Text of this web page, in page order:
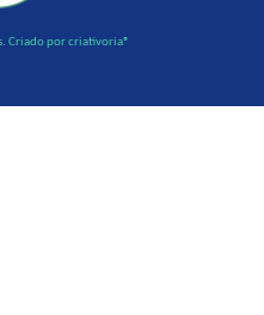
Criado por criativoria®